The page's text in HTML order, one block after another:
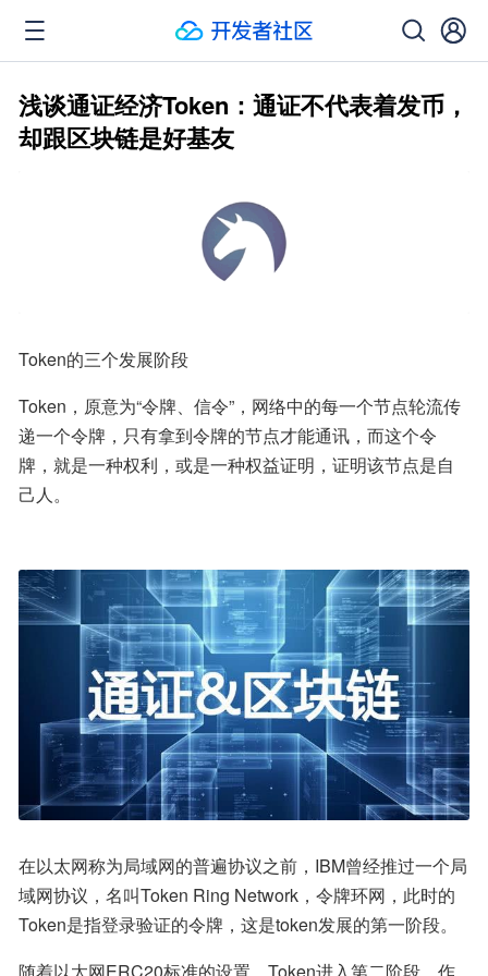
浅谈通证经济Token：通证不代表着发币，
却跟区块链是好基友
Token的三个发展阶段
Token，原意为“令牌、信令”，网络中的每一个节点轮流传
递一个令牌，只有拿到令牌的节点才能通讯，而这个令
牌，就是一种权利，或是一种权益证明，证明该节点是自
己人。
在以太网称为局域网的普遍协议之前，IBM曾经推过一个局
域网协议，名叫Token Ring Network，令牌环网，此时的
Token是指登录验证的令牌，这是token发展的第一阶段。